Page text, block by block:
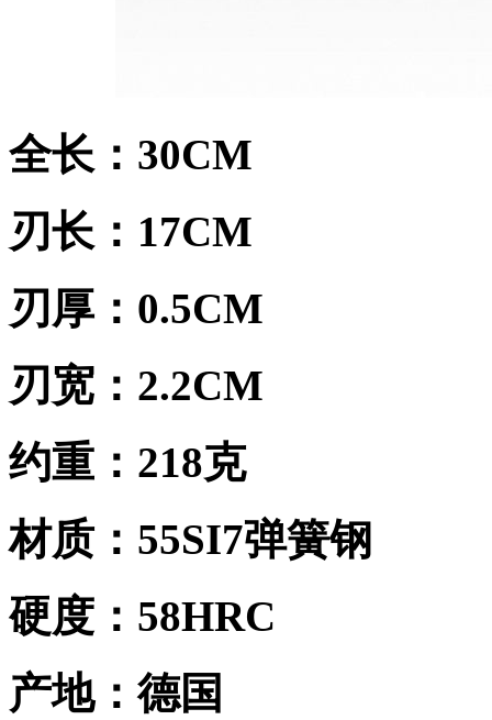
全长：30CM
刃长：17CM
刃厚：0.5CM
刃宽：2.2CM
约重：218克
材质：55SI7弹簧钢
硬度：58HRC
产地：德国